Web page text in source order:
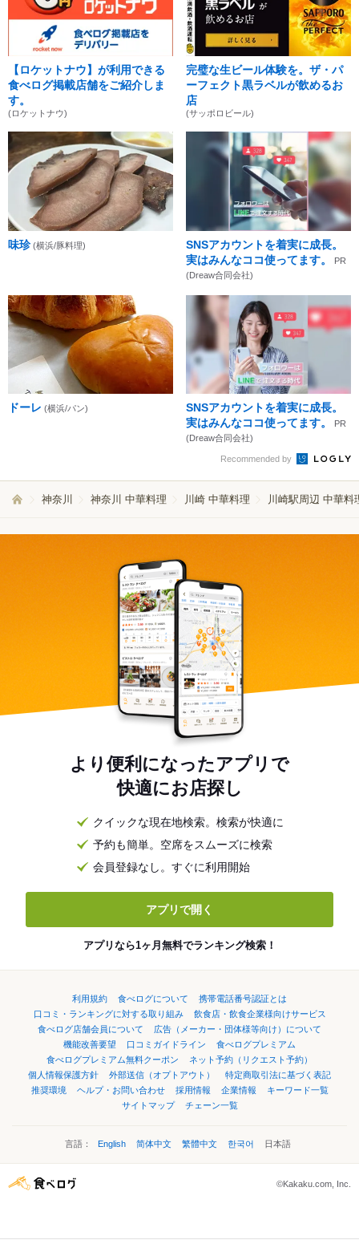
【ロケットナウ】が利用できる
食べログ掲載店舗をご紹介しま
す。
(ロケットナウ)
完璧な生ビール体験を。ザ・パ
ーフェクト黒ラベルが飲めるお
店
(サッポロビール)
味珍 (横浜/豚料理)
SNSアカウントを着実に成長。
実はみんなココ使ってます。
PR
(Dreaw合同会社)
ドーレ (横浜/パン)
SNSアカウントを着実に成長。
実はみんなココ使ってます。
PR
(Dreaw合同会社)
Recommended by
神奈川 神奈川 中華料理 川崎 中華料理 川崎駅周辺 中華料
より便利になったアプリで
快適にお店探し
クイックな現在地検索。検索が快適に
予約も簡単。空席をスムーズに検索
会員登録なし。すぐに利用開始
アプリで開く
アプリなら1ヶ月無料でランキング検索！
利用規約 食べログについて
携帯電話番号認証とは
口コミ・ランキングに対する取り組み
飲食店・飲食企業様向けサービス
食べログ店舗会員について
広告（メーカー・団体様等向け）について
機能改善要望
口コミガイドライン
食べログプレミアム
食べログプレミアム無料クーポン
ネット予約（リクエスト予約）
個人情報保護方針
外部送信（オプトアウト）
特定商取引法に基づく表記
推奨環境
ヘルプ・お問い合わせ 採用情報 企業情報
キーワード一覧
サイトマップ
チェーン一覧
言語： English 简体中文 繁體中文 한국어 日本語
©Kakaku.com, Inc.